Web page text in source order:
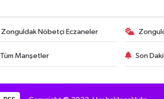
Zonguldak Nöbetçi Eczaneler
Tüm Manşetler Son